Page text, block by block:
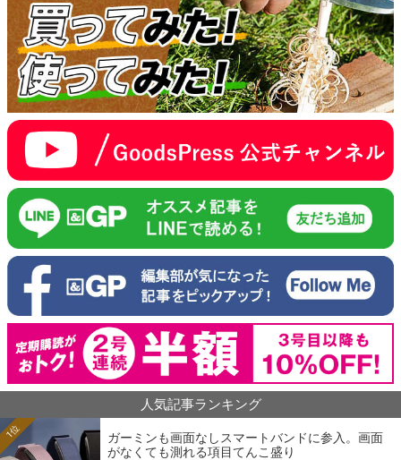
人気記事ランキング
ガーミンも画面なしスマートバンドに参入。画面
がなくても測れる項目てんこ盛り
1位